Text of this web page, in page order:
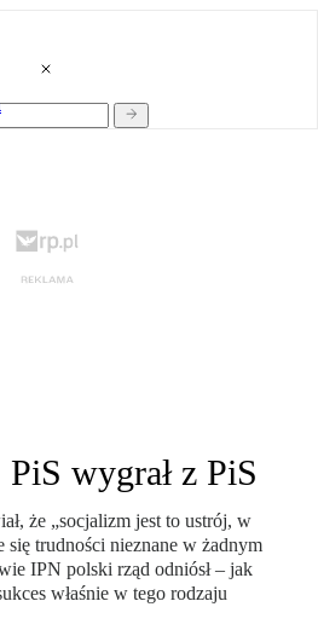
wygrał z PiS
że „socjalizm jest to ustrój, w
trudności nieznane w żadnym
IPN polski rząd odniósł – jak
właśnie w tego rodzaju